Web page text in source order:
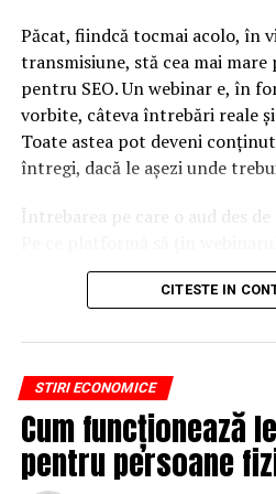
URMATORUL
TAROM, achiziții surpiză. Vezi
compania să cumpere
NU RATATI
Veşti BUNE pentru români! Vom
Păcat, fiindcă tocmai acolo, în
transmisiune, stă cea mai
pentru SEO. Un webinar e, în
vorbite, câteva întrebări reale
Toate astea pot deveni
întregi, dacă le așezi unde
Întrebarea pe care o aud des de
din Google, nu doar lead-uri pe
scurt e că platforma contează,
Nu cel mai tare software
conținutul liber, indexabil și
luăm pe îndelete, fiindcă
mai subtile decât par la prima
CITESTE IN
STIRI ECONOMICE
Cum funcționează
pentru persoane